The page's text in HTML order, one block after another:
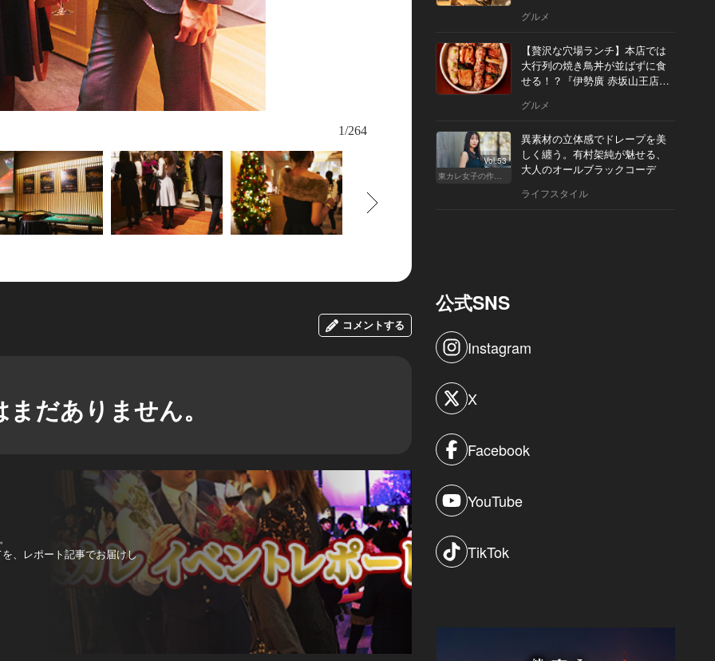
フランスの名門シャンパーニュ ブランド『メゾン マム』の「マム グラン コルドン」が乾
リンクとしてスタンバイ。
1/264
コメントする
だありません。
、レポート記事でお届けし
グルメ
【贅沢な穴場ランチ】本店では
大行列の焼き鳥丼が並ばずに食
せる！？『伊勢廣 赤坂山王店』
グルメ
Vol.53
東カレ女子の作り方
異素材の立体感でドレープを美
しく纏う。有村架純が魅せる、
大人のオールブラックコーデ
ライフスタイル
公式SNS
Instagram
X
Facebook
YouTube
TikTok